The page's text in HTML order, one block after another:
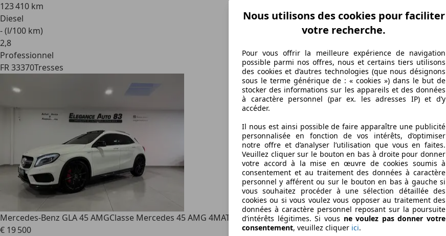
123 410 km
Diesel
- (l/100 km)
2,8
Professionnel
FR 33370Tresses
Mercedes-Benz GLA 45 AMGClasse Mercedes 45 AMG 4MATIC SPEEDSHIFT DCT A MARCHAND
€ 19 500
Nous utilisons des cookies pour faciliter
votre recherche.
Pour vous offrir la meilleure expérience de navigation
possible parmi nos offres, nous et certains tiers utilisons
des cookies et d’autres technologies (que nous désignons
sous le terme générique de : « cookies ») dans le but de
stocker des informations sur les appareils et des données
à caractère personnel (par ex. les adresses IP) et d’y
accéder.
Il nous est ainsi possible de faire apparaître une publicité
personnalisée en fonction de vos intérêts, d’optimiser
notre offre et d’analyser l’utilisation que vous en faites.
Veuillez cliquer sur le bouton en bas à droite pour donner
votre accord à la mise en œuvre de cookies soumis à
consentement et au traitement des données à caractère
personnel y afférent ou sur le bouton en bas à gauche si
vous souhaitez procéder à une sélection détaillée des
cookies ou si vous voulez vous opposer au traitement des
données à caractère personnel reposant sur la poursuite
d’intérêts légitimes. Si vous ne voulez pas donner votre
consentement, veuillez cliquer ici.